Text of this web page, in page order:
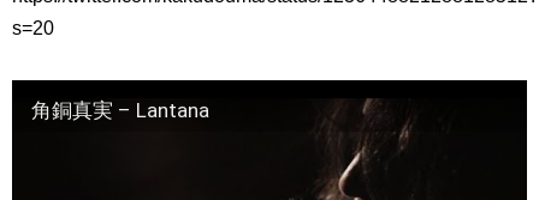
s=20
角銅真実 – Lantana